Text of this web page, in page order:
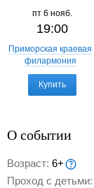
пт 6 нояб.
19:00
Приморская краевая
филармония
Купить
О событии
Возраст: 6+
Проход с детьми: